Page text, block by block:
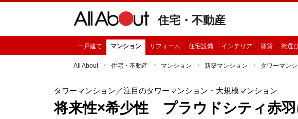
住宅・不動産
一戸建て マンション リフォーム 住宅設備 インテリア 賃貸 街選
All About 住宅・不動産 マンション 新築マンション タワーマン
タワーマンション ／注目のタワーマンション・大規模マンション
将来性×希少性 プラウドシティ赤羽